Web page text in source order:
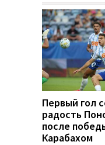
Первый гол
радость
после
Карабахом